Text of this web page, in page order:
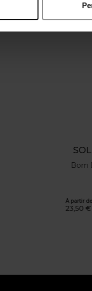
Bom
À partir de
23,50 €